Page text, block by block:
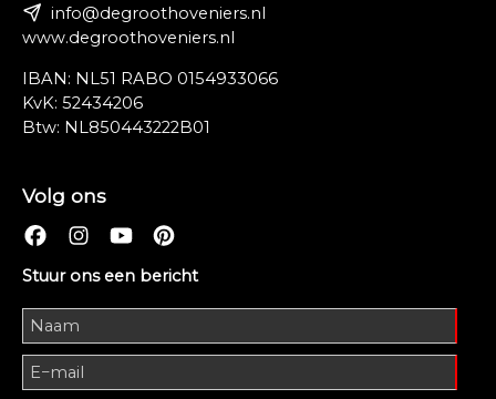
info@degroothoveniers.nl
www.degroothoveniers.nl
IBAN: NL51 RABO 0154933066
KvK: 52434206
Btw: NL850443222B01
Volg ons
Stuur ons een bericht